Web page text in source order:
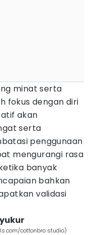
minat serta
fokus dengan diri
akan
serta
penggunaan
mengurangi rasa
banyak
bahkan
validasi
cottonbro studio)